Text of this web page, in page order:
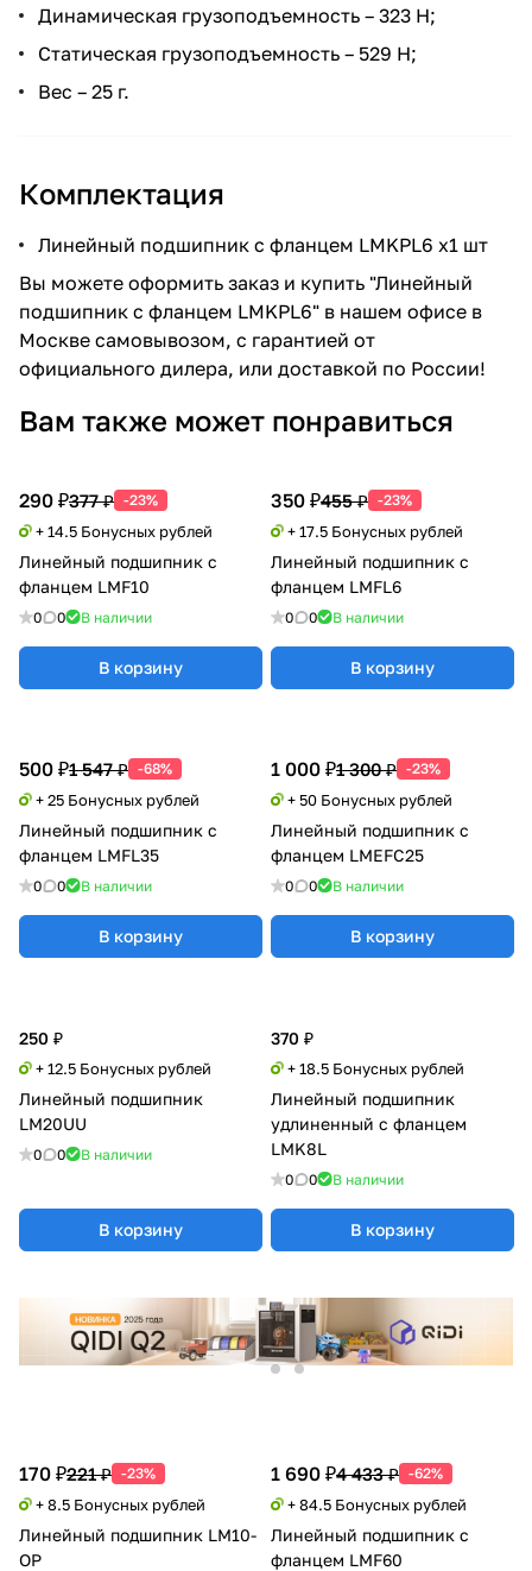
Динамическая грузоподъемность – 323 Н;
Статическая грузоподъемность – 529 Н;
Вес – 25 г.
Комплектация
Линейный подшипник с фланцем LMKPL6 x1 шт
Вы можете оформить заказ и купить "Линейный
подшипник с фланцем LMKPL6" в нашем офисе в
Москве самовывозом, с гарантией от
официального дилера, или доставкой по России!
Вам также может понравиться
290 ₽377 ₽ -23%
+ 14.5 Бонусных рублей
Линейный подшипник с
фланцем LMF10
0 0 В наличии
В корзину
350 ₽455 ₽ -23%
+ 17.5 Бонусных рублей
Линейный подшипник с
фланцем LMFL6
0 0 В наличии
В корзину
1 000 ₽1 300 ₽ -23%
+ 50 Бонусных рублей
Линейный подшипник с
фланцем LMEFC25
0 0 В наличии
В корзину
250 ₽
+ 12.5 Бонусных рублей
Линейный подшипник
LM20UU
0 0 В наличии
В корзину
370 ₽
+ 18.5 Бонусных рублей
Линейный подшипник
удлиненный с фланцем
LMK8L
0 0 В наличии
В корзину
170 ₽221 ₽ -23%
+ 8.5 Бонусных рублей
Линейный подшипник LM10-
OP
1 690 ₽4 433 ₽ -62%
+ 84.5 Бонусных рублей
Линейный подшипник с
фланцем LMF60
500 ₽1 547 ₽ -68%
+ 25 Бонусных рублей
Линейный подшипник с
фланцем LMFL35
0 0 В наличии
В корзину